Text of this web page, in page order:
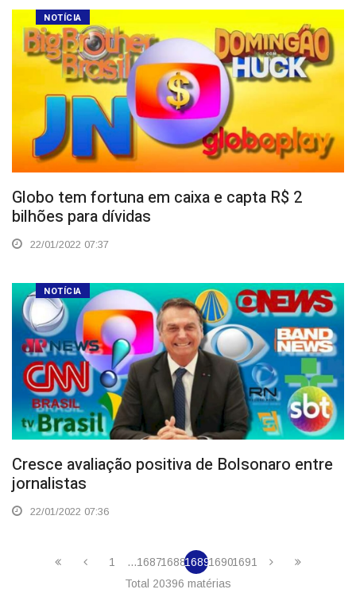
NOTÍCIA
Globo tem fortuna em caixa e capta R$ 2
bilhões para dívidas
22/01/2022 07:37
NOTÍCIA
Cresce avaliação positiva de Bolsonaro entre
jornalistas
22/01/2022 07:36
1 ...16871688168916901691
Total 20396 matérias